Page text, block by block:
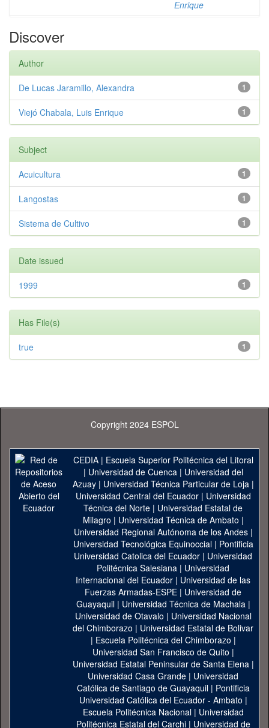
Enrique
Discover
Author
1
De Lucas Jaramillo, Alexandra
1
Viejó Chabala, Luis Enrique
Subject
1
Acuicultura
1
Langostas
1
Sistema de Cultivo
Date issued
1
1999
Has File(s)
1
true
Copyright 2024 ESPOL
CEDIA| Escuela Superior Politécnica del Litoral
| Universidad de Cuenca| Universidad del
Azuay| Universidad Técnica Particular de Loja|
Universidad Central del Ecuador| Universidad
Técnica del Norte | Universidad Estatal de
Milagro | Universidad Técnica de Ambato |
Universidad Regional Autónoma de los Andes|
Universidad Tecnológica Equinoccial| Pontificia
Universidad Catolica del Ecuador | Universidad
Politécnica Salesiana | Universidad
Internacional del Ecuador | Universidad de las
Fuerzas Armadas-ESPE | Universidad de
Guayaquil| Universidad Técnica de Machala|
Universidad de Otavalo | Universidad Nacional
del Chimborazo | Universidad Estatal de Bolivar
| Escuela Politécnica del Chimborazo |
Universidad San Francisco de Quito |
Universidad Estatal Peninsular de Santa Elena|
Universidad Casa Grande | Universidad
Católica de Santiago de Guayaquil| Pontificia
Universidad Católica del Ecuador - Ambato |
Escuela Politécnica Nacional| Universidad
Politécnica Estatal del Carchi| Universidad de